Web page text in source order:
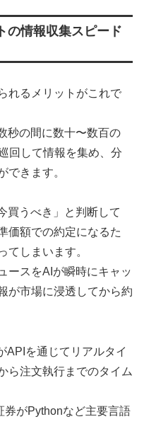
の情報収集スピード
れるメリットがこれで
秒の間に数十〜数百の
回して情報を集め、分
できます。
買うべき」と判断して
価額での約定になるた
てしまいます。
ースをAIが瞬時にキャッ
が市場に浸透してから約
APIを通じてリアルタイ
ら注文執行までのタイム
券がPythonなど主要言語